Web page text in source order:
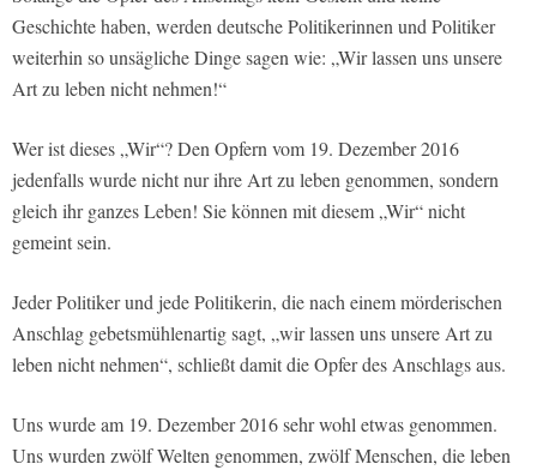
Geschichte haben, werden deutsche Politikerinnen und Politiker
weiterhin so unsägliche Dinge sagen wie: „Wir lassen uns unsere
Art zu leben nicht nehmen!“
Wer ist dieses „Wir“? Den Opfern vom 19. Dezember 2016
jedenfalls wurde nicht nur ihre Art zu leben genommen, sondern
gleich ihr ganzes Leben! Sie können mit diesem „Wir“ nicht
gemeint sein.
Jeder Politiker und jede Politikerin, die nach einem mörderischen
Anschlag gebetsmühlenartig sagt, „wir lassen uns unsere Art zu
leben nicht nehmen“, schließt damit die Opfer des Anschlags aus.
Uns wurde am 19. Dezember 2016 sehr wohl etwas genommen.
Uns wurden zwölf Welten genommen, zwölf Menschen, die leben